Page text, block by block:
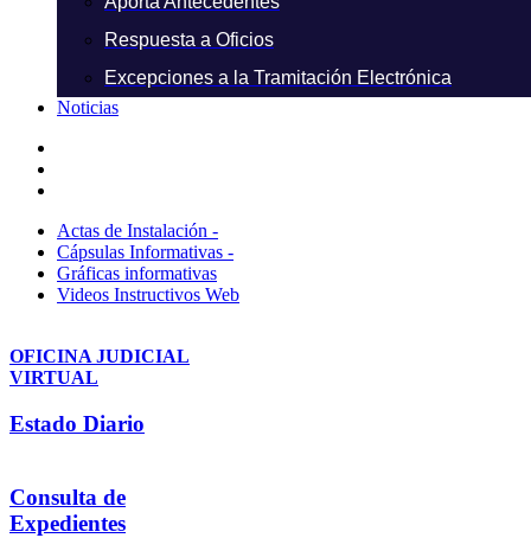
Respuesta a Oficios
Excepciones a la Tramitación Electrónica
Noticias
Actas de Instalación -
Cápsulas Informativas -
Gráficas informativas
Videos Instructivos Web
OFICINA JUDICIAL
VIRTUAL
Estado Diario
Consulta de
Expedientes